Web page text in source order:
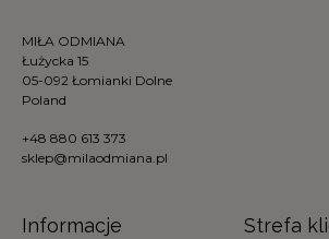
MIŁA ODMIANA
Łużycka 15
05-092 Łomianki Dolne
Poland
+48 880 613 373
sklep@milaodmiana.pl
Informacje Strefa